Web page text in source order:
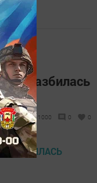
разбилась
1000 0 0